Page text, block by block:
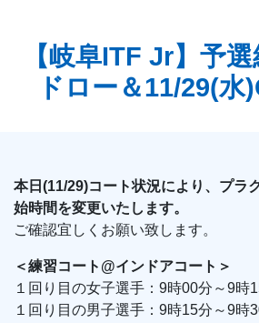
【岐阜ITF Jr】予
ドロー＆11/29(
本日(11/29)コート状況により、プラ
始時間を変更いたします。
ご確認宜しくお願い致します。
＜練習コート@インドアコート＞
１回り目の女子選手：9時00分～9時
１回り目の男子選手：9時15分～9時